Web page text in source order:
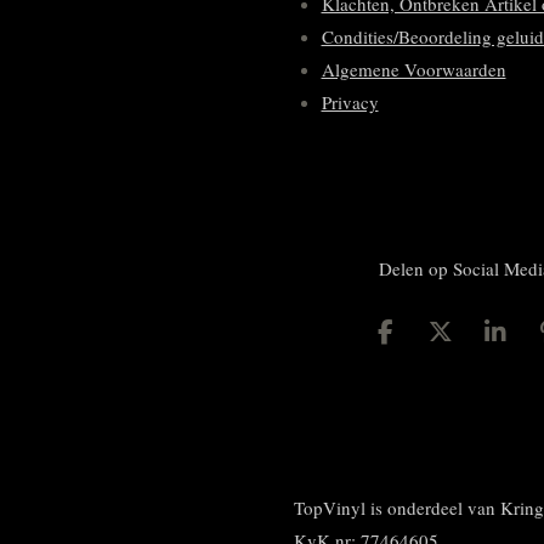
Condities/Beoordeling
Algemene Voorwaarden
Privacy
Delen op Social
D
D
S
TopVinyl is onderdeel van